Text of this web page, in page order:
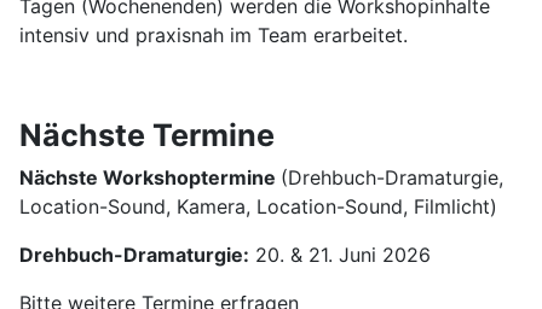
Tagen (Wochenenden) werden die Workshopinhalte
intensiv und praxisnah im Team erarbeitet.
Nächste Termine
Nächste Workshoptermine (Drehbuch-Dramaturgie,
Location-Sound, Kamera, Location-Sound, Filmlicht)
Drehbuch-Dramaturgie: 20. & 21. Juni 2026
Bitte weitere Termine erfragen